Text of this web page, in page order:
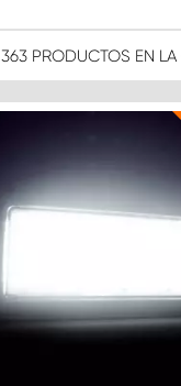
363 PRODUCTOS EN